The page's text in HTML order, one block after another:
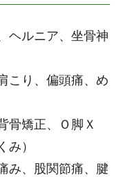
ヘルニア、坐骨神
こり、偏頭痛、め
骨矯正、Ｏ脚Ｘ
み）
み、股関節痛、腱